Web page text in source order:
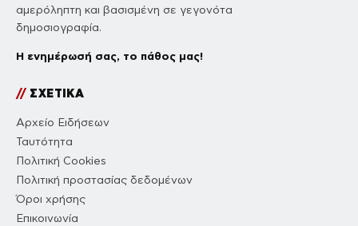
αμερόληπτη και βασισμένη σε γεγονότα
δημοσιογραφία.
Η ενημέρωσή σας, το πάθος μας!
//ΣΧΕΤΙΚΑ
Αρχείο Ειδήσεων
Ταυτότητα
Πολιτική Cookies
Πολιτική προστασίας δεδομένων
Όροι χρήσης
Επικοινωνία